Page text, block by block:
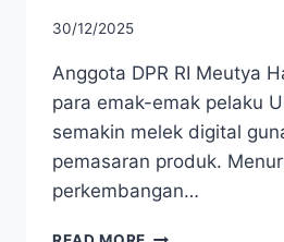
30/12/2025
Anggota DPR RI Meutya
para emak-emak pelaku
semakin melek digital
pemasaran produk.
perkembangan…
MEUTYA